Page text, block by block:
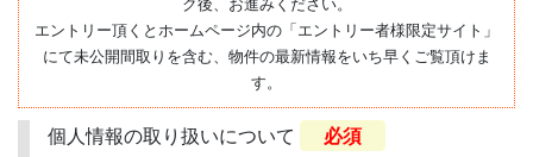
エントリー頂くとホームページ内の「エントリー者様限定サイト」
にて未公開間取りを含む、物件の最新情報をいち早くご覧頂けま
す。
個人情報の取り扱いについて
必須